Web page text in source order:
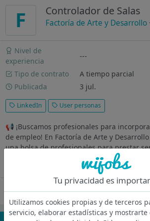
F Controlador de Salas
Factoría de Arte y Desarrollo ·
Nivel de
experiencia
---
Tipo de contrato
A tiempo parcial
Publicada
3 jul.
LinkedIn User personas
📢 ¡Buscamos profesionales para
de empleo! En Factoría de Arte y
una bolsa de profesionales para prestar
sala y atención al visitante en el Museo de
Tu privacidad es
Utilizamos cookies propias y de terceros
servicio, elaborar estadísticas y